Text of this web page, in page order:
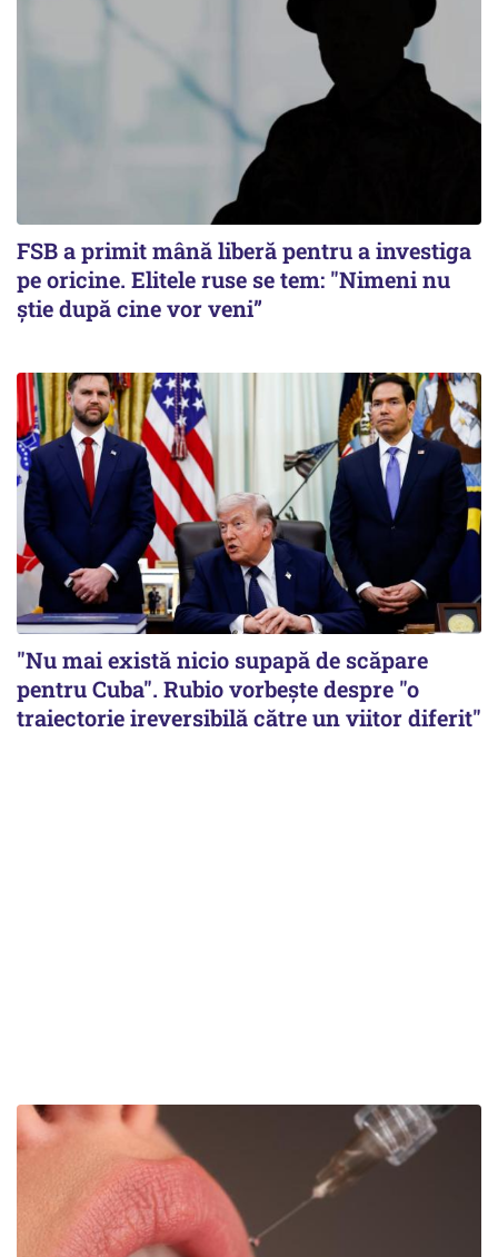
FSB a primit mână liberă pentru a investiga
pe oricine. Elitele ruse se tem: "Nimeni nu
știe după cine vor veni”
"Nu mai există nicio supapă de scăpare
pentru Cuba". Rubio vorbește despre "o
traiectorie ireversibilă către un viitor diferit"